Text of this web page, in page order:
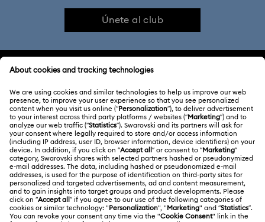
Únete al club
ATENCIÓN AL CLIENTE
Información general del servicio al cliente
Saldo de la tarjeta regalo
Estado de la reparación
Contacto
Guía de tamaños
ACERCA DE NOSOTROS
Acerca de Swarovski
Trabaja con nosotros
Alumni Community
CONDICIONES LEGALES
Condiciones De Uso